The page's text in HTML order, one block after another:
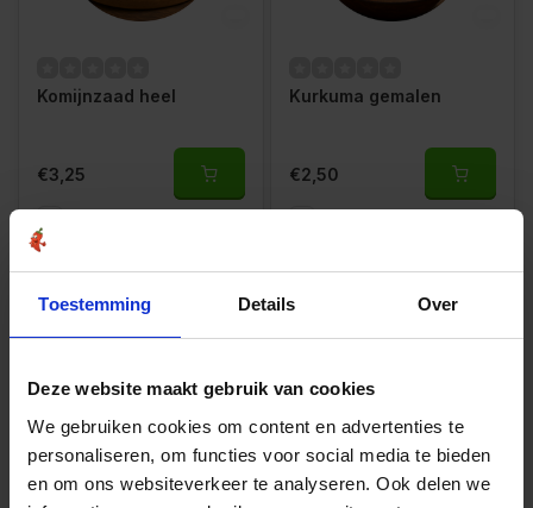
Toestemming Details Over
Deze website maakt gebruik van cookies
We gebruiken cookies om content en advertenties te
personaliseren, om functies voor social media te bieden
en om ons websiteverkeer te analyseren. Ook delen we
Komijnzaad heel
€3,25
Kurkuma gemalen
€2,50
Kurkuma wortel heel